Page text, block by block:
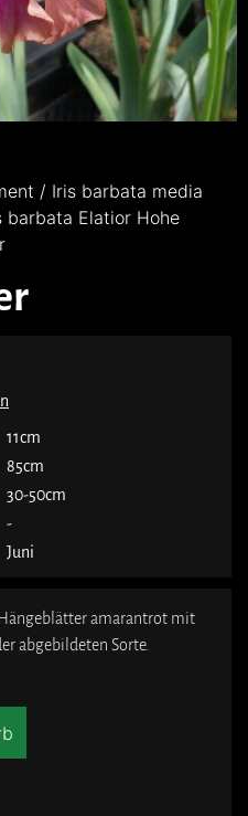
/ Iris barbata media
barbata Elatior Hohe
11cm
85cm
30-50cm
-
Juni
amarantrot mit
abgebildeten Sorte.